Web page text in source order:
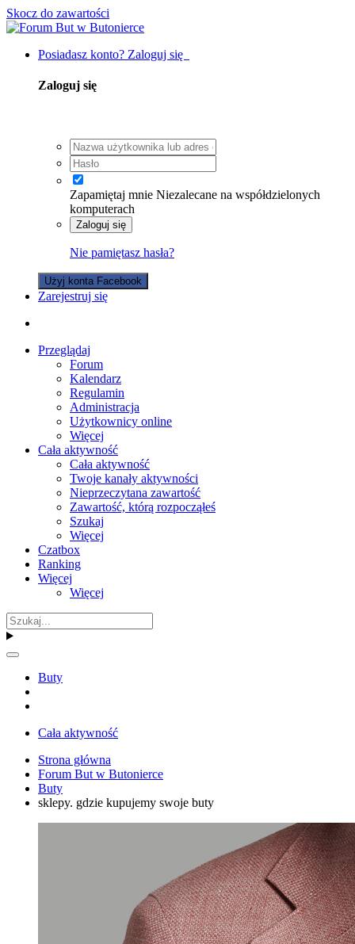
Skocz do zawartości
Posiadasz konto? Zaloguj się
Zaloguj się
Zapamiętaj mnie Niezalecane na współdzielonych
komputerach
Zaloguj się
Nie pamiętasz hasła?
Użyj konta Facebook
Zarejestruj się
Przeglądaj
Forum
Kalendarz
Regulamin
Administracja
Użytkownicy online
Więcej
Cała aktywność
Cała aktywność
Twoje kanały aktywności
Nieprzeczytana zawartość
Zawartość, którą rozpocząłeś
Szukaj
Więcej
Czatbox
Ranking
Więcej
Więcej
Buty
Cała aktywność
Strona główna
Forum But w Butonierce
Buty
sklepy. gdzie kupujemy swoje buty